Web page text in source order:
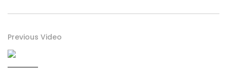
Previous Video